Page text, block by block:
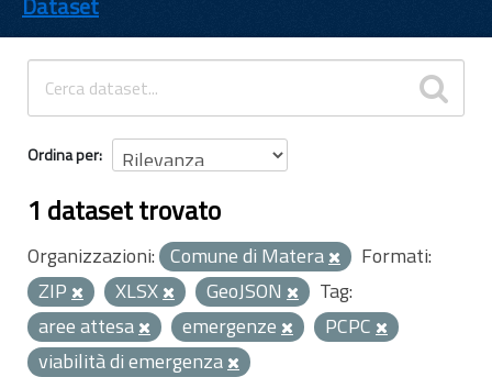
TEMI
INFORMAZIONI
Ordina per
1 dataset trovato
Organizzazioni: Comune di Matera
Formati:
ZIP
XLSX GeoJSON
Tag:
aree attesa
emergenze
PCPC
viabilità di emergenza